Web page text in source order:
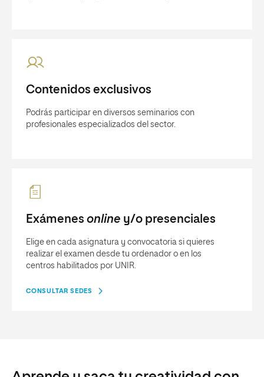
Contenidos exclusivos
Podrás participar en diversos seminarios con
profesionales especializados del sector.
Exámenes online y/o presenciales
Elige en cada asignatura y convocatoria si quieres
realizar el examen desde tu ordenador o en los
centros habilitados por UNIR.
CONSULTAR SEDES